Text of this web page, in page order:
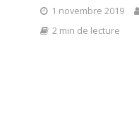
1 novembre 2019
2 min de lecture